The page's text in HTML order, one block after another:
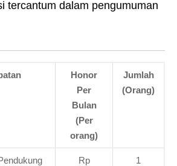
tercantum dalam pengumuman
Honor
Per
Bulan
(Per
orang)
Jumlah
(Orang)
Rp
1